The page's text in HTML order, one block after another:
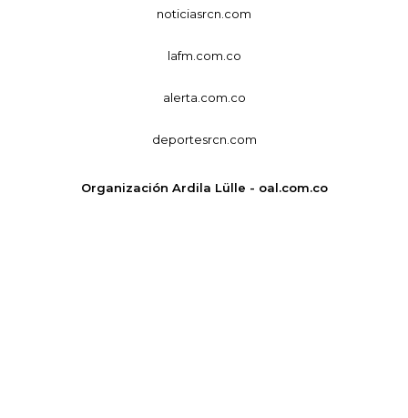
noticiasrcn.com
lafm.com.co
alerta.com.co
deportesrcn.com
Organización Ardila Lülle - oal.com.co